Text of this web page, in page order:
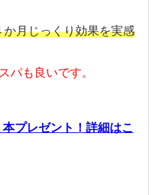
月じっくり効果を実感
パも良いです。
プレゼント！詳細はこ